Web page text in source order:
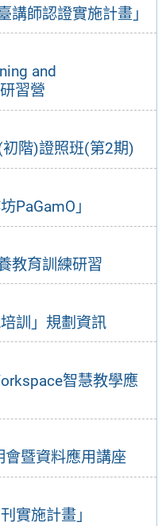
講師認證實施計畫」
and
習營
階)證照班(第2期)
PaGamO」
教育訓練研習
訓」規劃資訊
智慧教學應
暨資料應用講座
實施計畫」